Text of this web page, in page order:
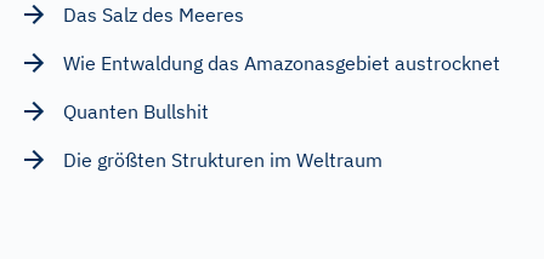
Das Salz des Meeres
Wie Entwaldung das Amazonasgebiet austrocknet
Quanten Bullshit
Die größten Strukturen im Weltraum